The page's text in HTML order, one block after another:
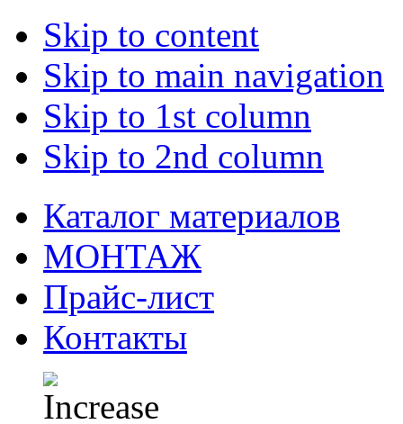
Skip to content
Skip to main navigation
Skip to 1st column
Skip to 2nd column
Каталог материалов
МОНТАЖ
Прайс-лист
Контакты